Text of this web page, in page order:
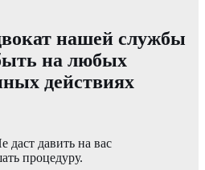
нашей службы
на любых
действиях
даст давить на вас
процедуру.